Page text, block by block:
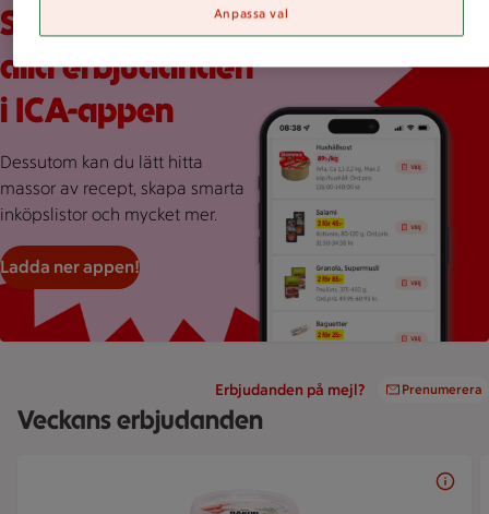
Scrolla veckans
alla erbjudanden
i ICA-appen
Dessutom kan du lätt hitta
massor av recept, skapa smarta
inköpslistor och mycket mer.
Ladda ner appen!
Erbjudanden på mejl? Prenumerera
Veckans erbjudanden
Anpassa val